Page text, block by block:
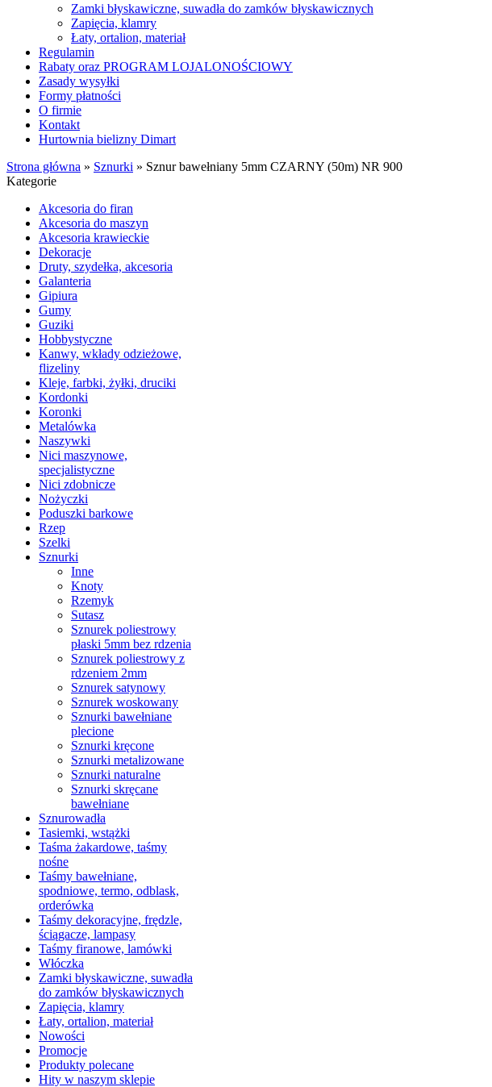
Zamki błyskawiczne, suwadła do zamków błyskawicznych
Zapięcia, klamry
Łaty, ortalion, materiał
Regulamin
Rabaty oraz PROGRAM LOJALONOŚCIOWY
Zasady wysyłki
Formy płatności
O firmie
Kontakt
Hurtownia bielizny Dimart
Strona główna » Sznurki » Sznur bawełniany 5mm CZARNY (50m) NR 900
Kategorie
Akcesoria do firan
Akcesoria do maszyn
Akcesoria krawieckie
Dekoracje
Druty, szydełka, akcesoria
Galanteria
Gipiura
Gumy
Guziki
Hobbystyczne
Kanwy, wkłady odzieżowe,
flizeliny
Kleje, farbki, żyłki, druciki
Kordonki
Koronki
Metalówka
Naszywki
Nici maszynowe,
specjalistyczne
Nici zdobnicze
Nożyczki
Poduszki barkowe
Rzep
Szelki
Sznurki
Inne
Knoty
Rzemyk
Sutasz
Sznurek poliestrowy
płaski 5mm bez rdzenia
Sznurek poliestrowy z
rdzeniem 2mm
Sznurek satynowy
Sznurek woskowany
Sznurki bawełniane
plecione
Sznurki kręcone
Sznurki metalizowane
Sznurki naturalne
Sznurki skręcane
bawełniane
Sznurowadła
Tasiemki, wstążki
Taśma żakardowe, taśmy
nośne
Taśmy bawełniane,
spodniowe, termo, odblask,
orderówka
Taśmy dekoracyjne, frędzle,
ściągacze, lampasy
Taśmy firanowe, lamówki
Włóczka
Zamki błyskawiczne, suwadła
do zamków błyskawicznych
Zapięcia, klamry
Łaty, ortalion, materiał
Nowości
Promocje
Produkty polecane
Hity w naszym sklepie